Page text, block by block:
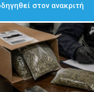
στον ανακριτή